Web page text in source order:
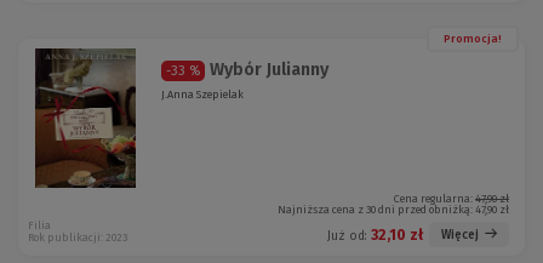
Promocja!
-33 % Wybór Julianny
J.Anna Szepielak
Cena regularna: 47,90 zł
Najniższa cena z 30 dni przed obniżką: 47,90 zł
Już od: 32,10 zł Więcej
Filia
Rok publikacji: 2023